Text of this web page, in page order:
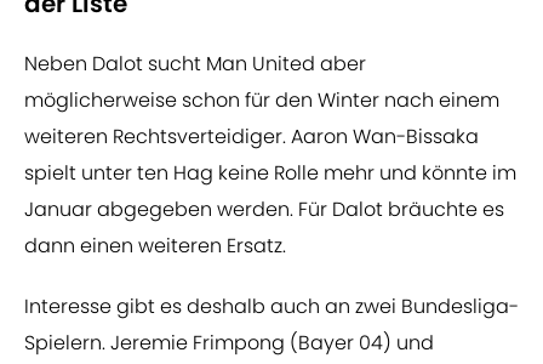
Neben Dalot sucht Man United aber
möglicherweise schon für den Winter nach einem
weiteren Rechtsverteidiger. Aaron Wan-Bissaka
spielt unter ten Hag keine Rolle mehr und könnte im
Januar abgegeben werden. Für Dalot bräuchte es
dann einen weiteren Ersatz.
Interesse gibt es deshalb auch an zwei Bundesliga-
Spielern. Jeremie Frimpong (Bayer 04) und